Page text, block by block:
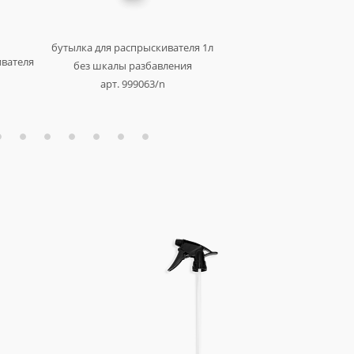
бутылка для распрыскивателя 1л
без шкалы разбавления
арт. 999063/n